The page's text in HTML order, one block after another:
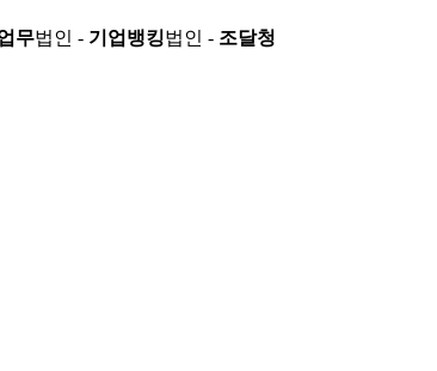
무법인 - 기업뱅킹법인 - 조달청